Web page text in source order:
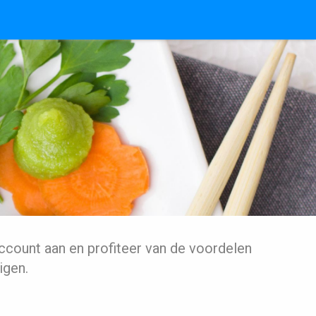
aan en profiteer van de voordelen